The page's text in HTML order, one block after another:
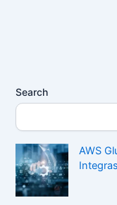
Search
AWS